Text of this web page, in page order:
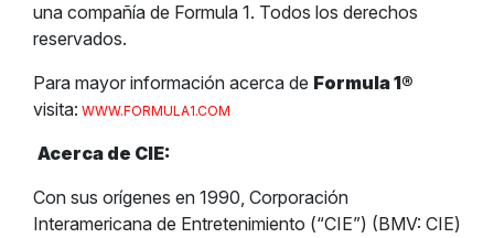
una compañía de Formula 1. Todos los derechos
reservados.
Para mayor información acerca de Formula 1®
visita: WWW.FORMULA1.COM
Acerca de CIE:
Con sus orígenes en 1990, Corporación
Interamericana de Entretenimiento (“CIE”) (BMV: CIE)